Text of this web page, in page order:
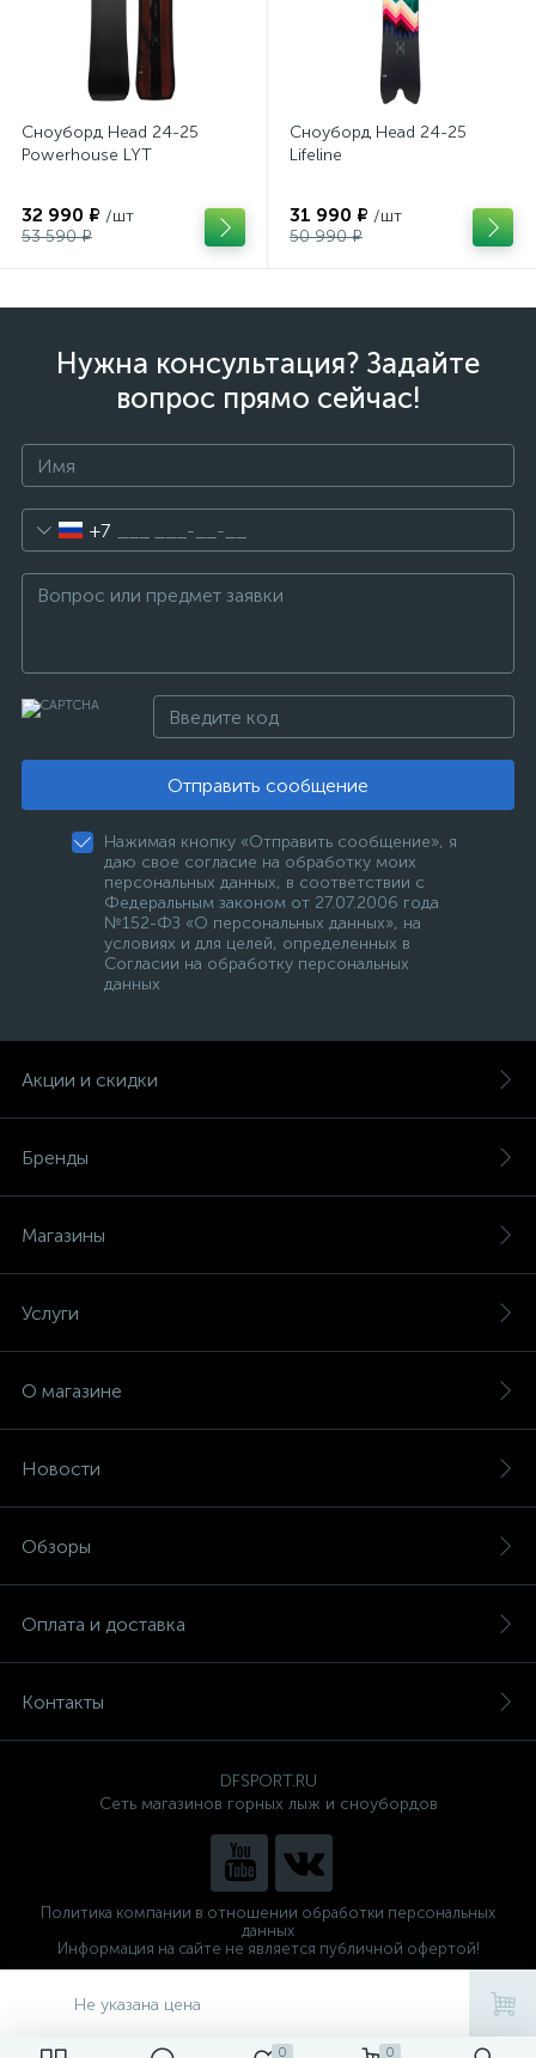
0 0
Не указана цена
Сноуборд Head 24-25
Powerhouse LYT
32 990 ₽ /шт
53 590 ₽
Сноуборд Head 24-25
Lifeline
31 990 ₽ /шт
50 990 ₽
Нужна консультация? Задайте
вопрос прямо сейчас!
+7
Отправить сообщение
Нажимая кнопку «Отправить сообщение», я
даю свое согласие на обработку моих
персональных данных, в соответствии с
Федеральным законом от 27.07.2006 года
№152-ФЗ «О персональных данных», на
условиях и для целей, определенных в
Согласии на обработку персональных
данных
Акции и скидки
Бренды
Магазины
Услуги
О магазине
Новости
Обзоры
Оплата и доставка
Контакты
DFSPORT.RU
Сеть магазинов горных лыж и сноубордов
Политика компании в отношении обработки персональных
данных
Информация на сайте не является публичной офертой!